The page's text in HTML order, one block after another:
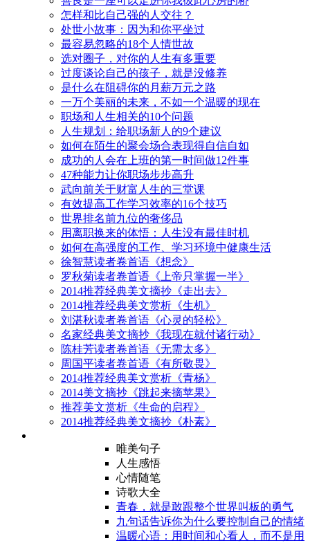
怎样和比自己强的人交往？
处世小故事：因为和你平坐过
最容易忽略的18个人情世故
选对圈子，对你的人生有多重要
过度谈论自己的孩子，就是没修养
是什么在阻碍你的月薪万元之路
一万个美丽的未来，不如一个温暖的现在
职场和人生相关的10个问题
人生规划：给职场新人的9个建议
如何在陌生的聚会场合表现得自信自如
成功的人会在上班的第一时间做12件事
47种能力让你职场步步高升
武向前关于财富人生的三堂课
有效提高工作学习效率的16个技巧
世界排名前九位的奢侈品
用离职换来的体悟：人生没有最佳时机
如何在高强度的工作、学习环境中健康生活
徐智慧读者卷首语《想念》
罗秋菊读者卷首语《上帝只掌握一半》
2014推荐经典美文摘抄《走出去》
2014推荐经典美文赏析《生机》
刘湛秋读者卷首语《心灵的轻松》
名家经典美文摘抄《我现在就付诸行动》
陈桂芳读者卷首语《无需太多》
周国平读者卷首语《有所敬畏》
2014推荐经典美文赏析《青杨》
2014美文摘抄《跳起来摘苹果》
推荐美文赏析《生命的启程》
2014推荐经典美文摘抄《朴素》
唯美句子
人生感悟
心情随笔
诗歌大全
青春，就是敢跟整个世界叫板的勇气
九句话告诉你为什么要控制自己的情绪
温暖心语：用时间和心看人，而不是用